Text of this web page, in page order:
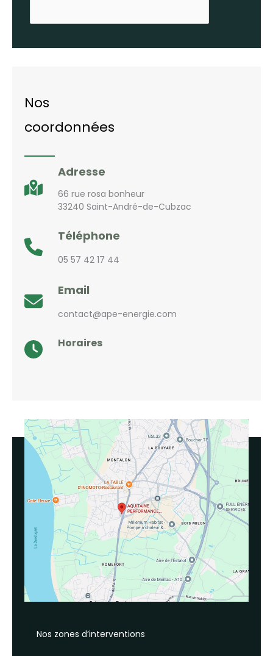
Nos
coordonnées
Adresse
66 rue rosa bonheur
33240 Saint-André-de-Cubzac
Téléphone
05 57 42 17 44
Email
contact@ape-energie.com
Horaires
Nos zones d’interventions